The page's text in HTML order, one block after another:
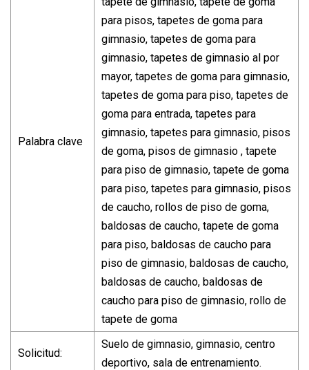
Palabra clave
para pisos, tapetes de goma para
gimnasio, tapetes de goma para
gimnasio, tapetes de gimnasio al por
mayor, tapetes de goma para gimnasio,
tapetes de goma para piso, tapetes de
goma para entrada, tapetes para
gimnasio, tapetes para gimnasio, pisos
de goma, pisos de gimnasio , tapete
para piso de gimnasio, tapete de goma
para piso, tapetes para gimnasio, pisos
de caucho, rollos de piso de goma,
baldosas de caucho, tapete de goma
para piso, baldosas de caucho para
piso de gimnasio, baldosas de caucho,
baldosas de caucho, baldosas de
caucho para piso de gimnasio, rollo de
tapete de goma
Solicitud:
Suelo de gimnasio, gimnasio, centro
deportivo, sala de entrenamiento.